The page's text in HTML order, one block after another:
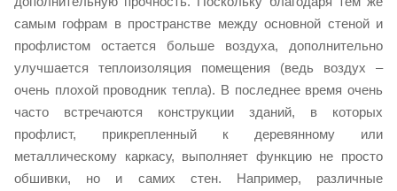
самым гофрам в пространстве между основной стеной и
профлистом остается больше воздуха, дополнительно
улучшается теплоизоляция помещения (ведь воздух –
очень плохой проводник тепла). В последнее время очень
часто встречаются конструкции зданий, в которых
профлист, прикрепленный к деревянному или
металлическому каркасу, выполняет функцию не просто
обшивки, но и самих стен. Например, различные